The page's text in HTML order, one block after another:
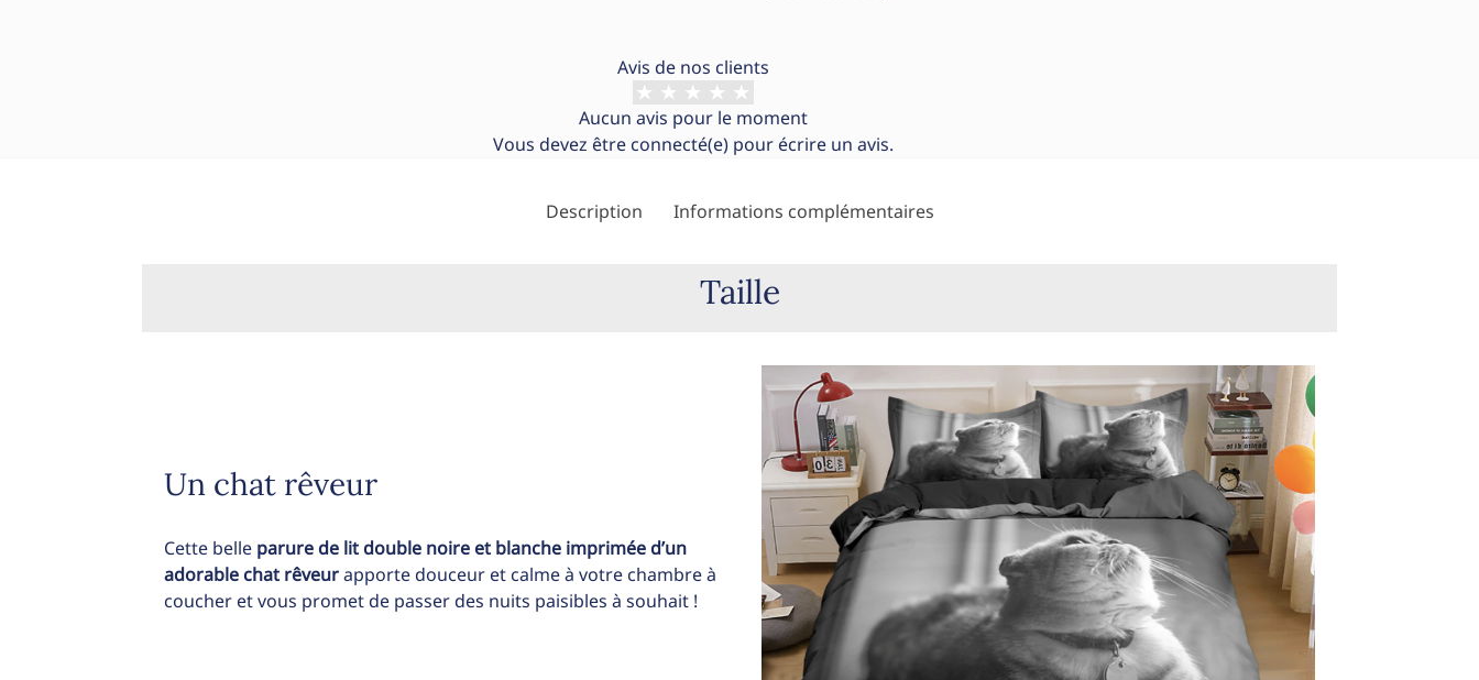
Avis de nos clients
Aucun avis pour le moment
Vous devez être connecté(e) pour écrire un avis.
Description Informations complémentaires
Taille
Un chat rêveur
Cette belle parure de lit double noire et blanche imprimée d’un
adorable chat rêveurapporte douceur et calme à votre chambre à
coucher et vous promet de passer des nuits paisibles à souhait !